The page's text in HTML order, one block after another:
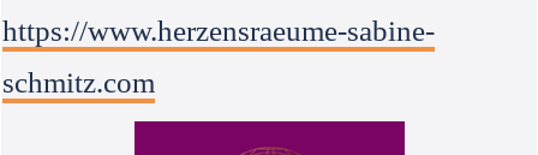
https://www.herzensraeume-sabine-
schmitz.com